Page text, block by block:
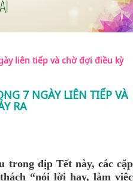
liên tiếp và chờ đợi điều kỳ
7 NGÀY LIÊN TIẾP VÀ
RA
trong dịp Tết này, các cặp
“nói lời hay, làm việc